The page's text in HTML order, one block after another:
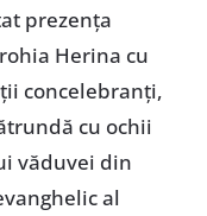
prezența
Herina cu
concelebranți,
cu ochii
văduvei din
al